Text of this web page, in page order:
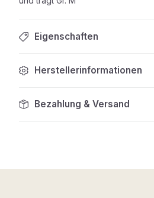
Eigenschaften
Herstellerinformationen
Bezahlung & Versand